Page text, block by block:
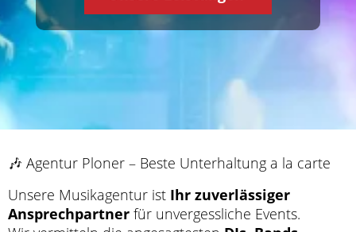
🎶 Agentur Ploner – Beste Unterhaltung a la carte
Unsere Musikagentur ist Ihr zuverlässiger
Ansprechpartner für unvergessliche Events.